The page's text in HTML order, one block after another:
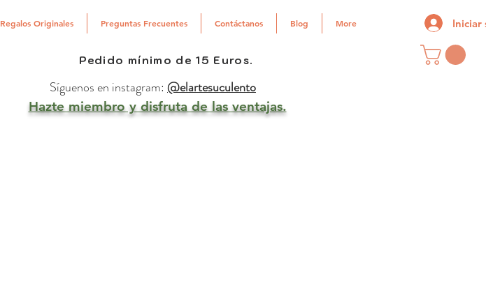
Regalos Originales Preguntas Frecuentes Contáctanos Blog More Iniciar
Pedido mínimo de 15 Euros.
Síguenos en instagram: @elartesuculento
Hazte miembro y disfruta de las ventajas.